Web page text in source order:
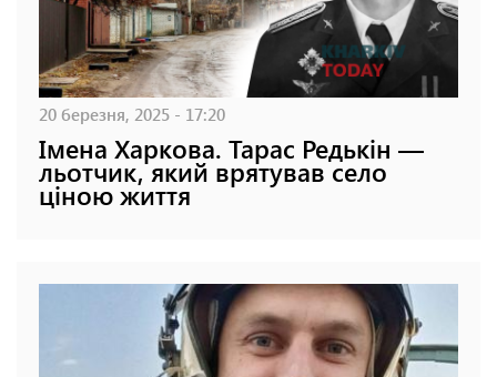
20 березня, 2025 - 17:20
Імена Харкова. Тарас Редькін —
льотчик, який врятував село
ціною життя